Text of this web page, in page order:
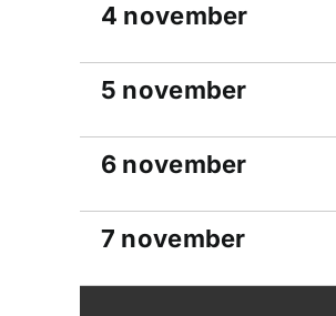
4 november
5 november
6 november
7 november